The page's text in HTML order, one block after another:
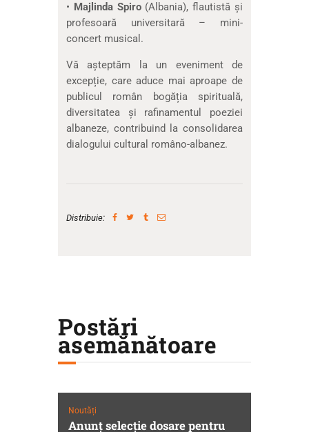
• Majlinda Spiro(Albania), flautistă și
profesoară universitară – mini-
concert musical.
Vă așteptăm la un eveniment de
excepție, care aduce mai aproape de
publicul român bogăția spirituală,
diversitatea și rafinamentul poeziei
albaneze, contribuind la consolidarea
dialogului cultural româno-albanez.
Distribuie:
Postări
asemănătoare
Noutăți
Anunț selecție dosare pentru